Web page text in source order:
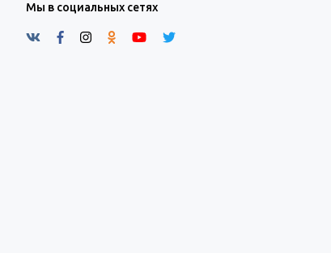
Мы в социальных сетях